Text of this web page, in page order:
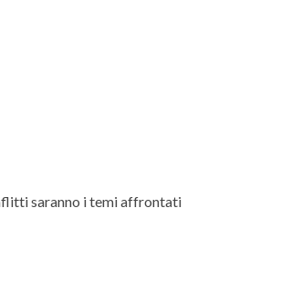
saranno i temi affrontati